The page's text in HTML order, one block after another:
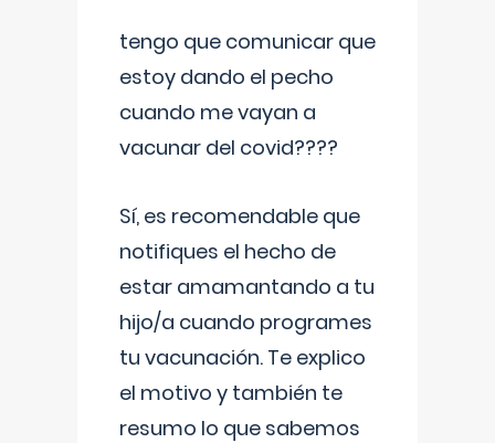
tengo que comunicar que
estoy dando el pecho
cuando me vayan a
vacunar del covid????
Sí, es recomendable que
notifiques el hecho de
estar amamantando a tu
hijo/a cuando programes
tu vacunación. Te explico
el motivo y también te
resumo lo que sabemos